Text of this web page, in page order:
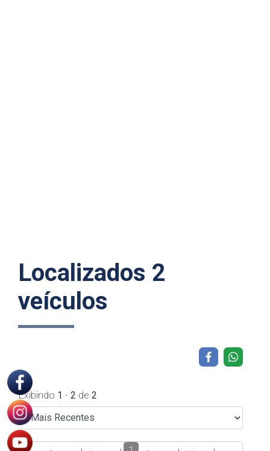
Localizados 2
veículos
Exibindo 1 - 2 de 2